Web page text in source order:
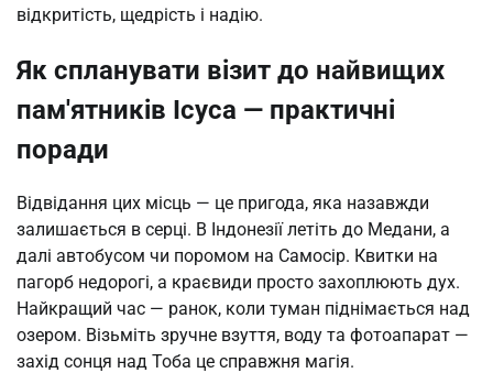
відкритість, щедрість і надію.
Як спланувати візит до найвищих
пам'ятників Ісуса — практичні
поради
Відвідання цих місць — це пригода, яка назавжди
залишається в серці. В Індонезії летіть до Медани, а
далі автобусом чи поромом на Самосір. Квитки на
пагорб недорогі, а краєвиди просто захоплюють дух.
Найкращий час — ранок, коли туман піднімається над
озером. Візьміть зручне взуття, воду та фотоапарат —
захід сонця над Тоба це справжня магія.